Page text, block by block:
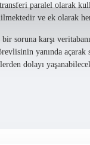
paralel olarak
ve ek olarak
soruna karşı
yanında
dolayı